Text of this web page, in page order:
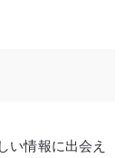
い情報に出会え